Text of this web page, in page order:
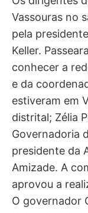
Vassouras no
pela
Keller.
conhecer a
e da
estiveram em
distrital; Zélia
Governadoria
presidente da
Amizade. A
aprovou a
O governador